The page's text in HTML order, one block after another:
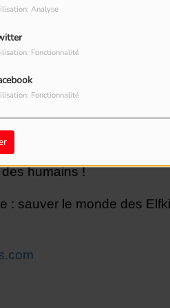
Analyse
Fonctionnalité
Fonctionnalité
le monde secret des
bande d’Elfkins aussi
ces nouveaux venus
humains !
: sauver le monde des